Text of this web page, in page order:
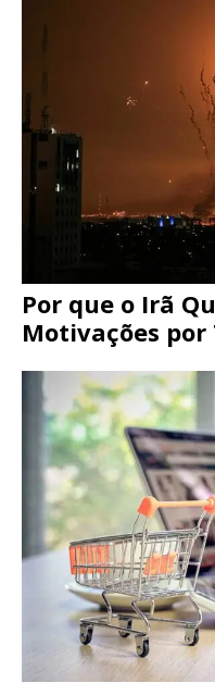
Por que o Irã
Motivações